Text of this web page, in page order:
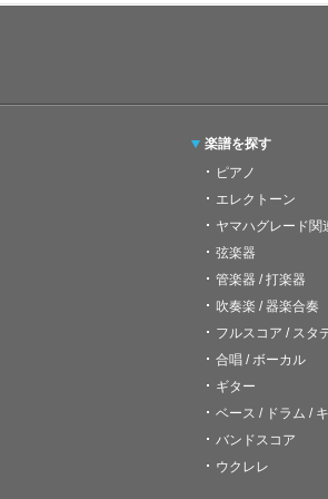
楽譜を探す
ピアノ
エレクトーン
ヤマハグレード関
弦楽器
管楽器 / 打楽器
吹奏楽 / 器楽合奏
フルスコア / スタ
合唱 / ボーカル
ギター
ベース / ドラム /
バンドスコア
ウクレレ